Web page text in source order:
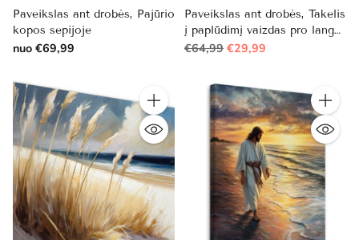
Paveikslas ant drobės, Pajūrio
kopos sepijoje
nuo €69,99
Paveikslas ant drobės, Takelis
į paplūdimį vaizdas pro langą
išpardavimas
Reguliari
€64,99 €29,99
Kiekis Kiekis